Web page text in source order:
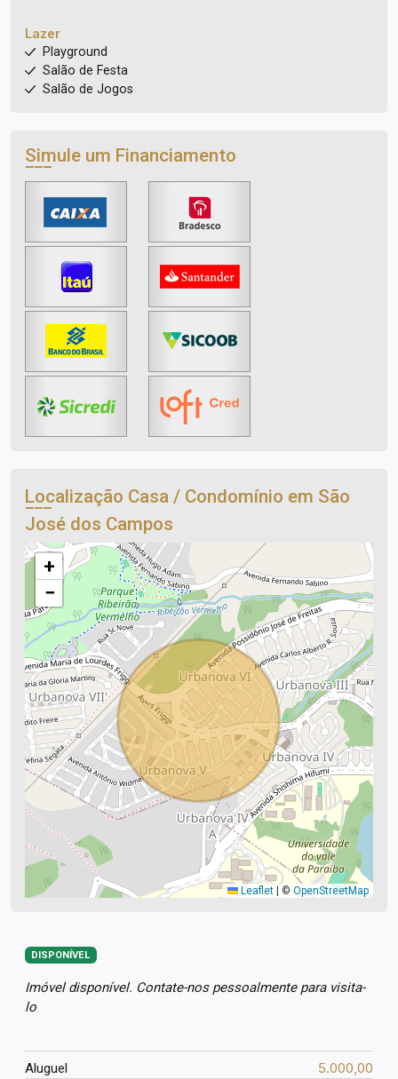
Lazer
Playground
Salão de Festa
Salão de Jogos
Simule um Financiamento
Localização Casa / Condomínio em São
José dos Campos
+
−
Leaflet © OpenStreetMap
DISPONÍVEL
Imóvel disponível. Contate-nos pessoalmente para visita-
lo
Aluguel 5.000,00